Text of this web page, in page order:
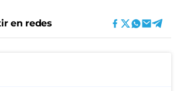
en redes